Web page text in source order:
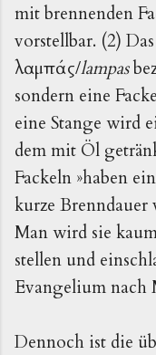
mit brennenden
vorstellbar. (2)
λαμπάς/lampas
sondern eine
eine Stange wird
dem mit Öl
Fackeln »haben
kurze Brenndauer
Man wird sie
stellen und
Evangelium nach
Dennoch ist die